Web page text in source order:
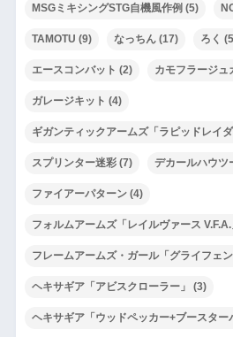
MSGミキシングSTG自機風作例 (5)
TAMOTU (9) なっちん(17) ろく
エースコンバット (2) カモフラージュ
ガレージキット (4)
ギガンティックアームズ「ラピッドレイダ
スプリンター迷彩(7) デカールハウツ
ファイアーパターン(4)
フォルムアームズ「レイルヴァース V.F.A.
フレームアームズ・ガール「グライフェン
ヘキサギア「アビスクローラー」 (3)
ヘキサギア「ウッドペッカー+ブースター